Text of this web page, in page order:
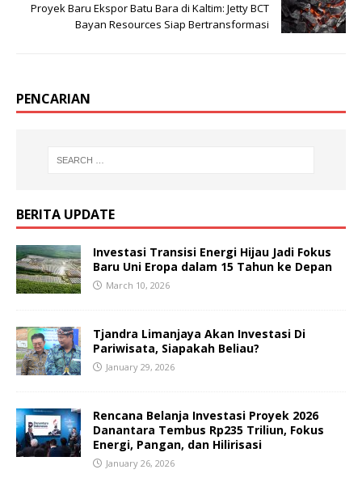
Proyek Baru Ekspor Batu Bara di Kaltim: Jetty BCT
Bayan Resources Siap Bertransformasi
PENCARIAN
BERITA UPDATE
Investasi Transisi Energi Hijau Jadi Fokus
Baru Uni Eropa dalam 15 Tahun ke Depan
March 10, 2026
Tjandra Limanjaya Akan Investasi Di
Pariwisata, Siapakah Beliau?
January 29, 2026
Rencana Belanja Investasi Proyek 2026
Danantara Tembus Rp235 Triliun, Fokus
Energi, Pangan, dan Hilirisasi
January 26, 2026